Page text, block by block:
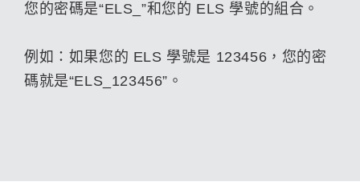
您的密碼是“ELS_”和您的 ELS 學號的組合。
例如：如果您的 ELS 學號是 123456，您的密
碼就是“ELS_123456”。